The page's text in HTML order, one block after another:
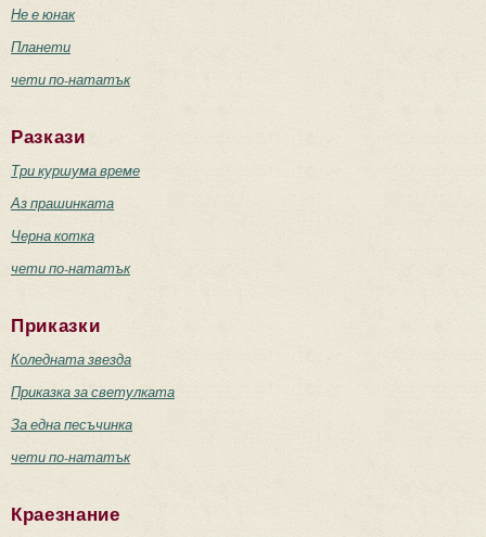
Не е юнак
Планети
чети по-нататък
Разкази
Три куршума време
Аз прашинката
Черна котка
чети по-нататък
Приказки
Коледната звезда
Приказка за светулката
За една песъчинка
чети по-нататък
Краезнание